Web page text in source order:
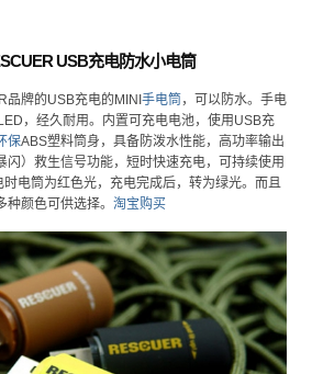
USB充电防水小电筒
牌的USB充电的MINI 手电筒 ，可以防水。手电
，经久耐用。内置可充电电池，使用USB充
保ABS塑料筒身，具备防泼水性能，高功率输出
闪）救生信号功能，短时快速充电，可持续使用
电筒为红色光，充电完成后，转为绿光。而且
颜色可供选择。 淘宝购买